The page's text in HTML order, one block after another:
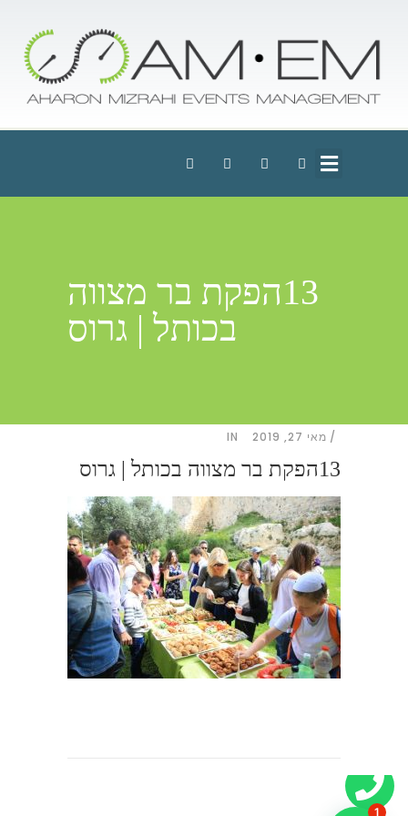
13הפקת בר מצווה
בכותל | גרוס
מאי 27, 2019 IN
13הפקת בר מצווה בכותל | גרוס
1